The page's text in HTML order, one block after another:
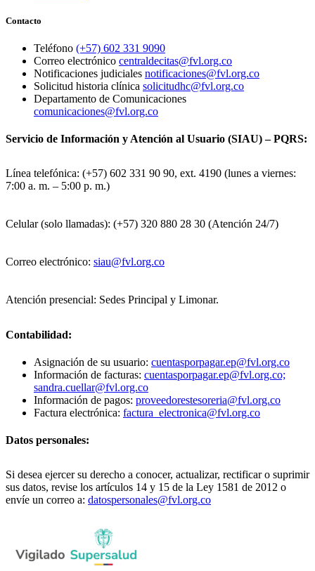
Contacto
Teléfono (+57) 602 331 9090
Correo electrónico centraldecitas@fvl.org.co
Notificaciones judiciales notificaciones@fvl.org.co
Solicitud historia clínica solicitudhc@fvl.org.co
Departamento de Comunicaciones
comunicaciones@fvl.org.co
Servicio de Información y Atención al Usuario (SIAU) – PQRS:
Línea telefónica: (+57) 602 331 90 90, ext. 4190 (lunes a viernes:
7:00 a. m. – 5:00 p. m.)
Celular (solo llamadas): (+57) 320 880 28 30 (Atención 24/7)
Correo electrónico: siau@fvl.org.co
Atención presencial: Sedes Principal y Limonar.
Contabilidad:
Asignación de su usuario: cuentasporpagar.ep@fvl.org.co
Información de facturas: cuentasporpagar.ep@fvl.org.co;
sandra.cuellar@fvl.org.co
Información de pagos: proveedorestesoreria@fvl.org.co
Factura electrónica: factura_electronica@fvl.org.co
Datos personales:
Si desea ejercer su derecho a conocer, actualizar, rectificar o suprimir
sus datos, revise los artículos 14 y 15 de la Ley 1581 de 2012 o
envíe un correo a: datospersonales@fvl.org.co